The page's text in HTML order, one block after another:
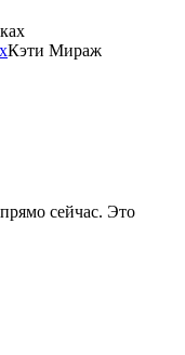
Кэти Мираж
сейчас. Это